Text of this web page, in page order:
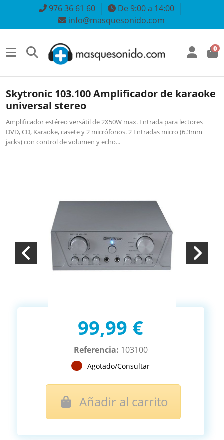
976 36 61 60
De 9:00 a 14:00
info@masquesonido.com
0
Skytronic 103.100 Amplificador de karaoke
universal stereo
Amplificador estéreo versátil de 2X50W max. Entrada para lectores
DVD, CD, Karaoke, casete y 2 micrófonos. 2 Entradas micro (6.3mm
jacks) con control de volumen y echo...
99,99 €
Referencia: 103100
Agotado/Consultar
Añadir al carrito